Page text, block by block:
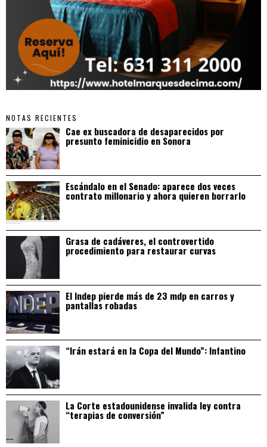
NOTAS RECIENTES
Cae ex buscadora de desaparecidos por
presunto feminicidio en Sonora
Escándalo en el Senado: aparece dos veces
contrato millonario y ahora quieren borrarlo
Grasa de cadáveres, el controvertido
procedimiento para restaurar curvas
El Indep pierde más de 23 mdp en carros y
pantallas robadas
“Irán estará en la Copa del Mundo”: Infantino
La Corte estadounidense invalida ley contra
“terapias de conversión”